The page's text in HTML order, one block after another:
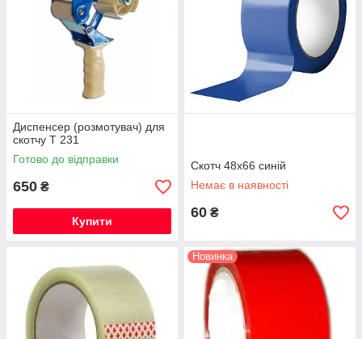
Диспенсер (розмотувач) для
скотчу T 231
Готово до відправки
650 ₴
Купити
Скотч 48х66 синій
Немає в наявності
60 ₴
Новинка